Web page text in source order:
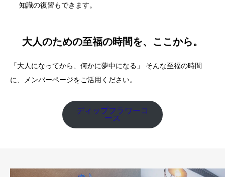
知識の復習もできます。
大人のための至福の時間を、ここから。
「大人になってから、何かに夢中になる」 そんな至福の時間
に、メンバーページをご活用ください。
ディップフラワーコ
ース